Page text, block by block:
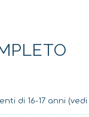
di 16-17 anni (vedi